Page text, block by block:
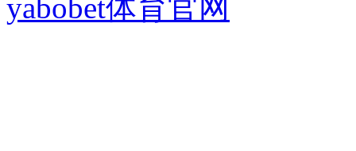
yabobet体育官网